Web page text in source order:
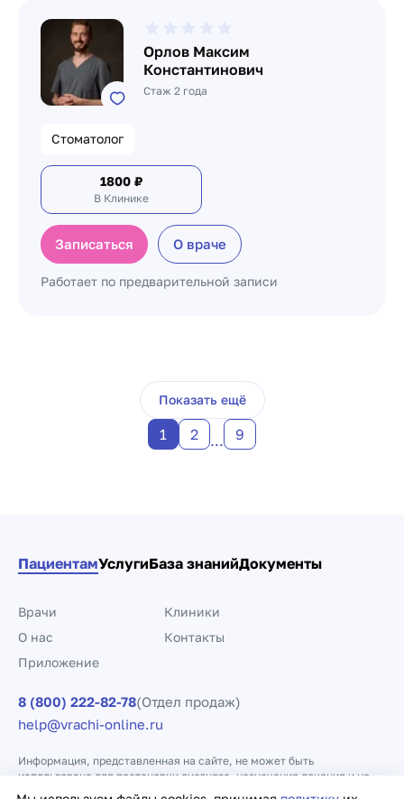
Орлов Максим
Константинович
Стаж 2 года
Стоматолог
1800 ₽
В Клинике
Записаться О враче
Работает по предварительной записи
Пагинация по
Показать ещё
1 2 ... 9
ПациентамУслугиБаза знанийДокументы
Врачи
Клиники
О нас
Контакты
Приложение
8 (800) 222-82-78(Отдел продаж)
help@vrachi-online.ru
Информация, представленная на сайте, не может быть
использована для постановки диагноза, назначения лечения и не
заменяет прием врача.